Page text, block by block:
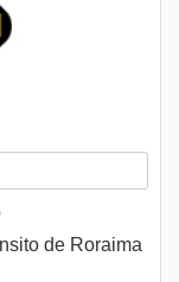
de Roraima